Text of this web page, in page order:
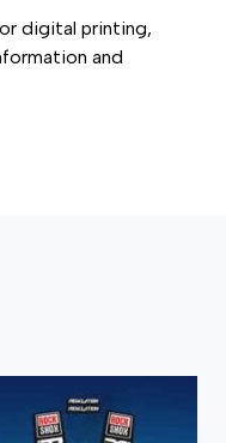
digital printing,
and